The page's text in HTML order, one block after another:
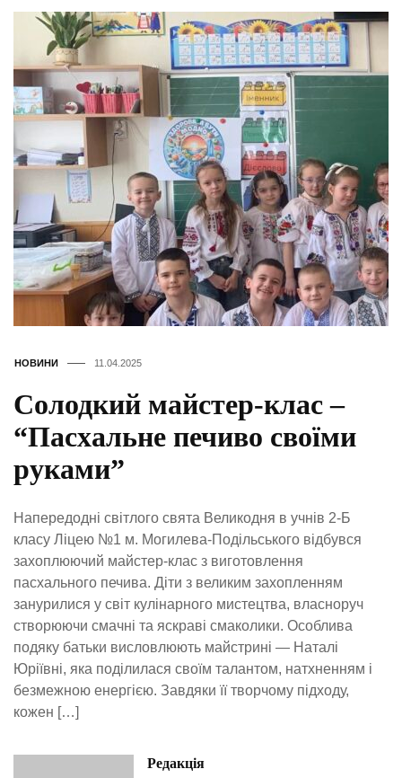
НОВИНИ 11.04.2025
Солодкий майстер-клас –
“Пасхальне печиво своїми
руками”
Напередодні світлого свята Великодня в учнів 2-Б
класу Ліцею №1 м. Могилева-Подільського відбувся
захоплюючий майстер-клас з виготовлення
пасхального печива. Діти з великим захопленням
занурилися у світ кулінарного мистецтва, власноруч
створюючи смачні та яскраві смаколики. Особлива
подяку батьки висловлюють майстрині — Наталі
Юріївні, яка поділилася своїм талантом, натхненням і
безмежною енергією. Завдяки її творчому підходу,
кожен […]
Редакція